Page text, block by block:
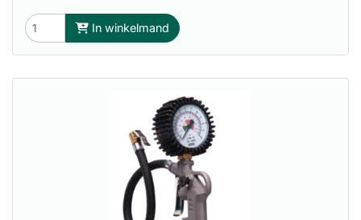
In winkelmand